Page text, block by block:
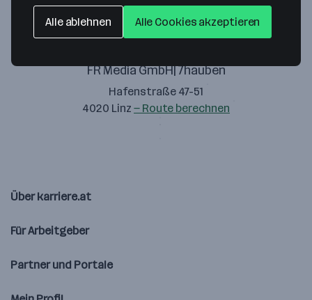
FR Media GmbH| 7hauben
Hafenstraße 47-51
4020 Linz — Route berechnen
Über karriere.at
Für Arbeitgeber
Partner und Portale
Alle ablehnen Alle Cookies akzeptieren